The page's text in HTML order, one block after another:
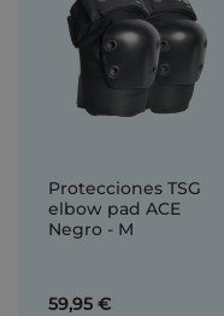
Protecciones TSG
elbow pad ACE
Negro - M
59,95 €